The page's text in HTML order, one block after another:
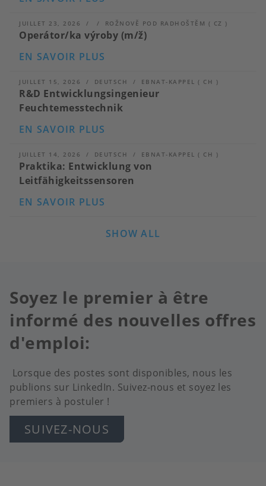
(M/F/D):
BIOSENSORS
AND
JUILLET 23, 2026 ROŽNOVĚ POD RADHOŠTĚM ( CZ )
Operátor/ka výroby (m/ž)
EN SAVOIR PLUS
(M/
Ž)
JUILLET 15, 2026 DEUTSCH EBNAT-KAPPEL ( CH )
R&D Entwicklungsingenieur
Feuchtemesstechnik
EN SAVOIR PLUS
FEUCHTEMESSTECHNIK
JUILLET 14, 2026 DEUTSCH EBNAT-KAPPEL ( CH )
Praktika: Entwicklung von
Leitfähigkeitssensoren
EN SAVOIR PLUS
VON
LEITFÄHIGKEITSSENSOREN
SHOW ALL
Soyez le premier à être
informé des nouvelles offres
d'emploi:
Lorsque des postes sont disponibles, nous les
publions sur LinkedIn. Suivez-nous et soyez les
premiers à postuler !
SUIVEZ-NOUS